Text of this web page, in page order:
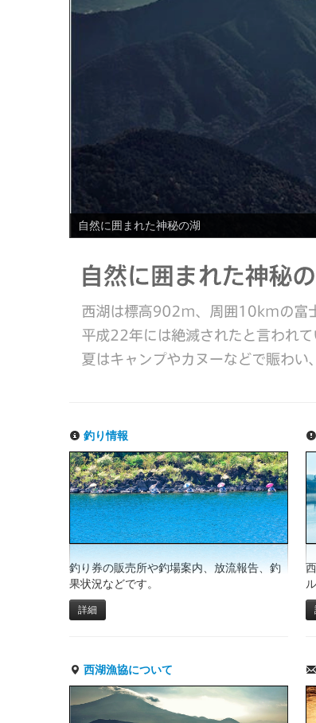
日本の原風景が残る
釣り情報
釣り券の販売所や釣場案内、放流報告、釣
果状況などです。
詳細
西湖漁協について